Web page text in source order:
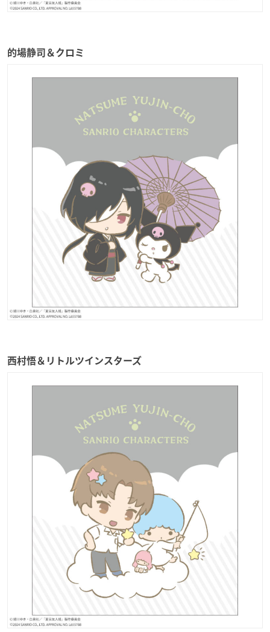
的場静司＆クロミ
西村悟＆リトルツインスターズ